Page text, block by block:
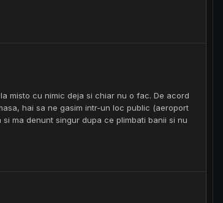
misto cu nimic deja si chiar nu o fac. De acord
hai sa ne gasim intr-un loc public (aeroport
ma denunt singur dupa ce plimbati banii si nu